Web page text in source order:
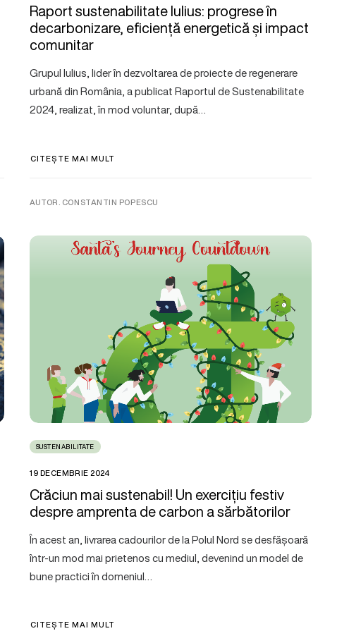
Raport sustenabilitate Iulius: progrese în
decarbonizare, eficiență energetică și impact
comunitar
Grupul Iulius, lider în dezvoltarea de proiecte de regenerare
urbană din România, a publicat Raportul de Sustenabilitate
2024, realizat, în mod voluntar, după…
CITEȘTE MAI MULT
AUTOR. CONSTANTIN POPESCU
SUSTENABILITATE
19 DECEMBRIE 2024
Crăciun mai sustenabil! Un exercițiu festiv
despre amprenta de carbon a sărbătorilor
În acest an, livrarea cadourilor de la Polul Nord se desfășoară
într-un mod mai prietenos cu mediul, devenind un model de
bune practici în domeniul…
CITEȘTE MAI MULT